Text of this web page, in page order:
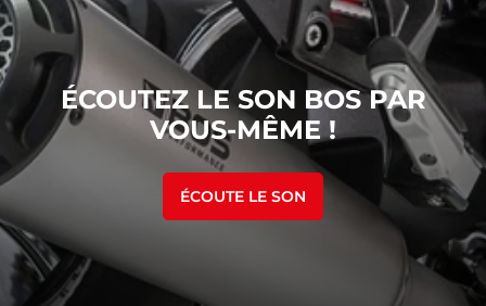
ÉCOUTEZ LE SON BOS PAR
VOUS-MÊME !
ÉCOUTE LE SON